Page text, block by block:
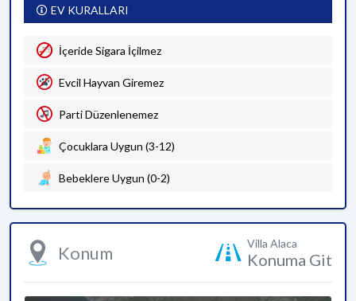
EV KURALLARI
İçeride Sigara İçilmez
Evcil Hayvan Giremez
Parti Düzenlenemez
Çocuklara Uygun (3-12)
Bebeklere Uygun (0-2)
Konum Villa Alaca
Konuma Git